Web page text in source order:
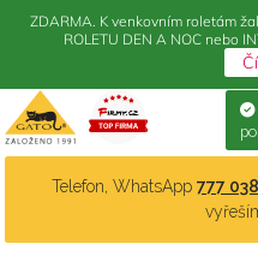
Telefon, WhatsApp 777
ZDARMA. K venkovním roletám
ROLETU DEN A NOC nebo